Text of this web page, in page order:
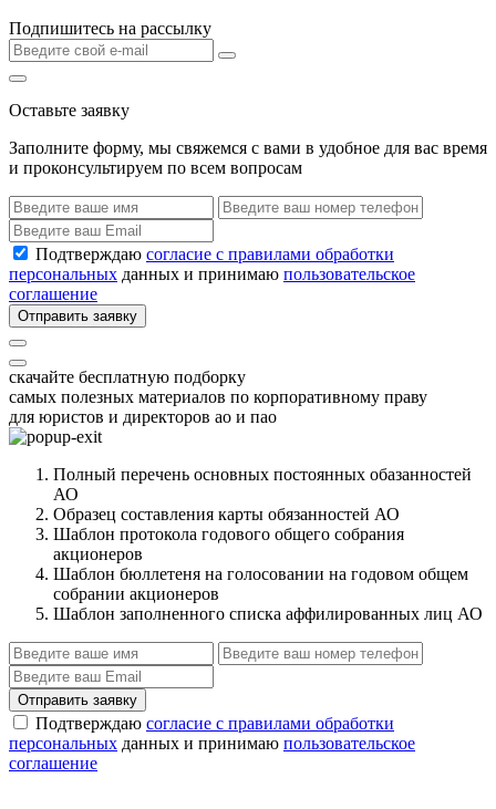
Подпишитесь на рассылку
Оставьте заявку
Заполните форму, мы свяжемся с вами в удобное для вас время
и проконсультируем по всем вопросам
Подтверждаю согласие с правилами обработки
персональных данных и принимаю пользовательское
соглашение
Отправить заявку
скачайте бесплатную подборку
самых полезных материалов по корпоративному праву
для юристов и директоров ао и пао
Полный перечень основных постоянных обазанностей
АО
Образец составления карты обязанностей АО
Шаблон протокола годового общего собрания
акционеров
Шаблон бюллетеня на голосовании на годовом общем
собрании акционеров
Шаблон заполненного списка аффилированных лиц АО
Отправить заявку
Подтверждаю согласие с правилами обработки
персональных данных и принимаю пользовательское
соглашение